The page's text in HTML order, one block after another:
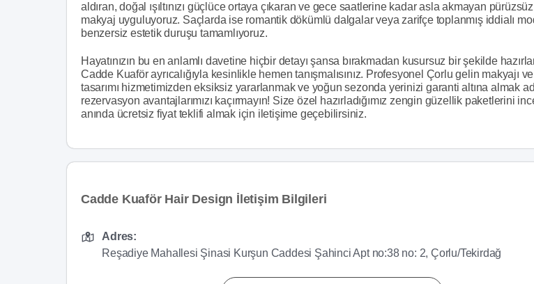
aldıran, doğal ışıltınızı güçlüce ortaya çıkaran ve gece saatlerine kadar asla akmayan
makyaj uyguluyoruz. Saçlarda ise romantik dökümlü dalgalar veya zarifçe toplanmış iddialı
benzersiz estetik duruşu tamamlıyoruz.
Hayatınızın bu en anlamlı davetine hiçbir detayı şansa bırakmadan kusursuz bir şekilde
Cadde Kuaför ayrıcalığıyla kesinlikle hemen tanışmalısınız. Profesyonel Çorlu gelin makyajı
tasarımı hizmetimizden eksiksiz yararlanmak ve yoğun sezonda yerinizi garanti altına almak
rezervasyon avantajlarımızı kaçırmayın! Size özel hazırladığımız zengin güzellik paketlerini
anında ücretsiz fiyat teklifi almak için iletişime geçebilirsiniz.
Cadde Kuaför Hair Design İletişim Bilgileri
Adres:
Reşadiye Mahallesi Şinasi Kurşun Caddesi Şahinci Apt no:38 no: 2, Çorlu/Tekirdağ